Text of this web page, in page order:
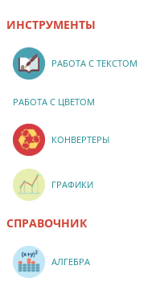
ИНСТРУМЕНТЫ
РАБОТА С ТЕКСТОМ
РАБОТА С ЦВЕТОМ
КОНВЕРТЕРЫ
ГРАФИКИ
СПРАВОЧНИК
АЛГЕБРА